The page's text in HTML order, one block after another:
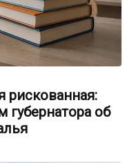
губернатора об